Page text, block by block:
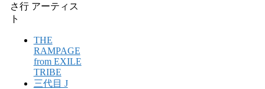
さ行 アーティス
ト
THE
RAMPAGE
from EXILE
TRIBE
三代目 J